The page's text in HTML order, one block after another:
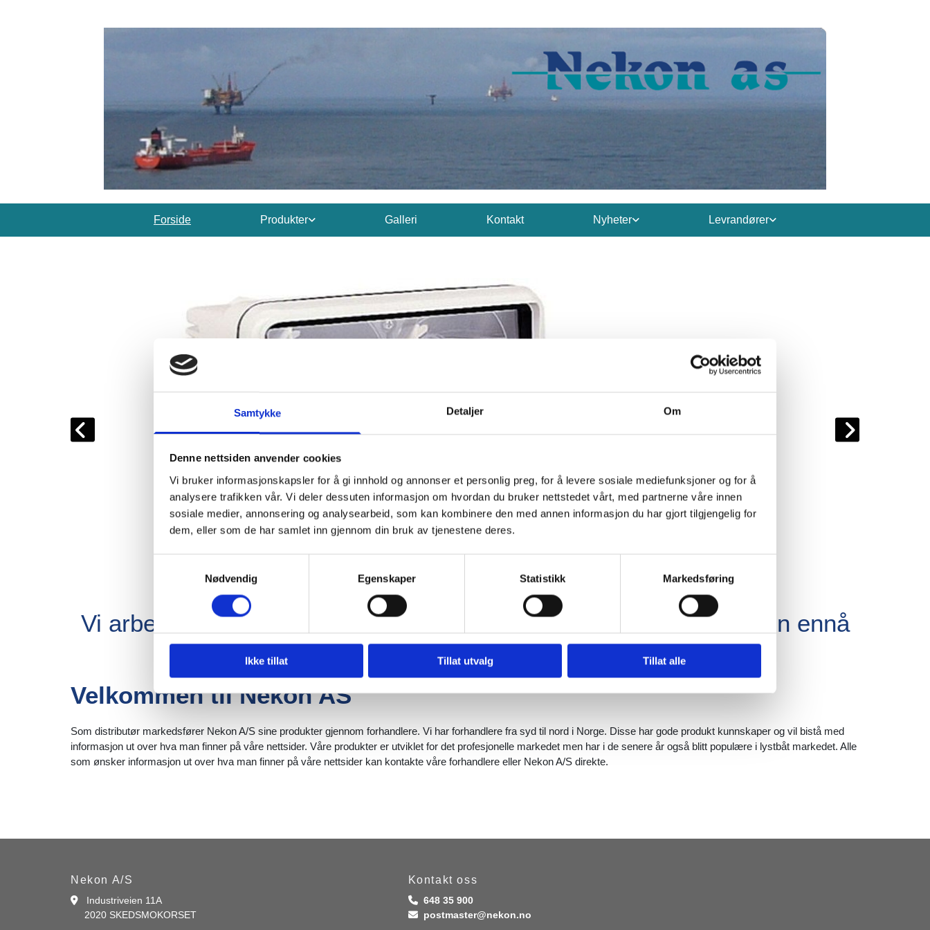
Samtykke Detaljer Om
Denne nettsiden anvender cookies
Vi bruker informasjonskapsler for å gi innhold og annonser et personlig preg, for å levere sosiale mediefunksjoner og for å
analysere trafikken vår. Vi deler dessuten informasjon om hvordan du bruker nettstedet vårt, med partnerne våre innen
sosiale medier, annonsering og analysearbeid, som kan kombinere den med annen informasjon du har gjort tilgjengelig for
dem, eller som de har samlet inn gjennom din bruk av tjenestene deres.
Nødvendig
Egenskaper Statistikk Markedsføring
Ikke tillat Tillat utvalg Tillat alle
Forside Produkter Galleri Kontakt Nyheter Levrandører
Vi arbeider med opparbeidelse av nye nettsider og beklager at den ennå
ikke er ferdig!
Velkommen til Nekon AS
Som distributør markedsfører Nekon A/S sine produkter gjennom forhandlere. Vi har forhandlere fra syd til nord i Norge. Disse har gode produkt kunnskaper og vil bistå med
informasjon ut over hva man finner på våre nettsider. Våre produkter er utviklet for det profesjonelle markedet men har i de senere år også blitt populære i lystbåt markedet. Alle
som ønsker informasjon ut over hva man finner på våre nettsider kan kontakte våre forhandlere eller Nekon A/S direkte.
Nekon A/S
 Industriveien 11A
2020 SKEDSMOKORSET
Kontakt oss
 648 35 900
 postmaster@nekon.no